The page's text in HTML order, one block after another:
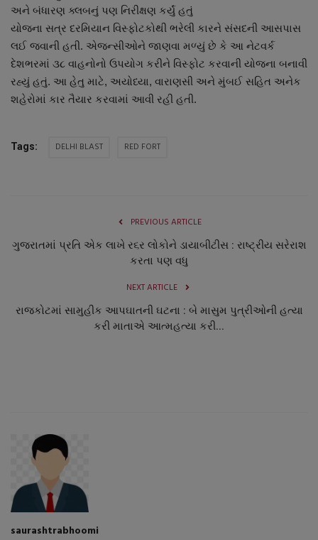
રાશિફળ
ગુનાખોરી
બોલિવૂડ
અને બંધારણ ક્લબનું પણ નિરીક્ષણ કર્યું હતું
યોજના સત્ર દરમિયાન વિસ્ફોટકોથી ભરેલી કારને સંસદની આસપાસ
લઈ જવાની હતી. એજન્સીઓને જાણવા મળ્યું છે કે આ નેટવર્ક
દેશભરમાં ૩૮ વાહનોનો ઉપયોગ કરીને વિસ્ફોટ કરવાની યોજના બનાવી
રહ્યું હતું. આ હેતુ માટે, અયોધ્યા, વારાણસી અને મુંબઈ સહિત અનેક
શહેરોમાં કાર તૈયાર કરવામાં આવી રહી હતી.
Tags: DELHI BLAST RED FORT
PREVIOUS ARTICLE
ગુજરાતમાં પ્રતિ એક લાખે ર૬ર લોકોને ડાયાબીટીસ : રાષ્ટ્રીય સરેરાશ
કરતા પણ વધુ
NEXT ARTICLE
રાજકોટમાં સામુહીક આપઘાતની ઘટના : બે માસુમ પુત્રીઓની હત્યા
કરી માતાએ આત્મહત્યા કરી...
saurashtrabhoomi